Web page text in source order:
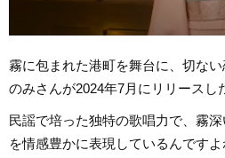
霧に包まれた港町を舞台に、切な
のみさんが2024年7月にリリースし
民謡で培った独特の歌唱力で、霧
を情感豊かに表現しているんですよ